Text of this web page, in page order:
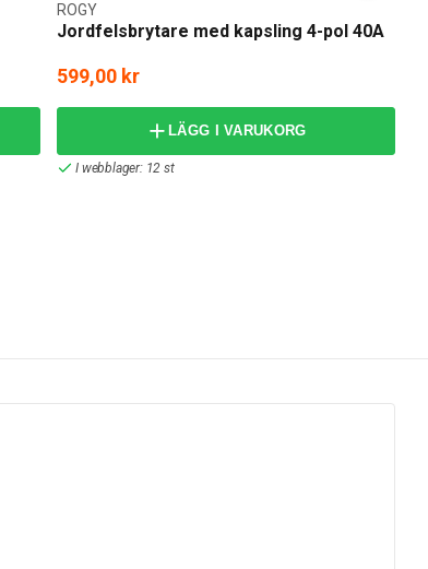
Jordfelsbrytare med kapsling 4-pol 40A
ROGY
599,00 kr
LÄGG I VARUKORG
I webblager: 12 st